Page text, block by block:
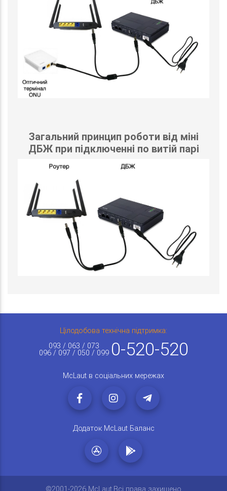
Загальний принцип роботи від міні
ДБЖ при підключенні по витій парі
Цілодобова технічна підтримка:
093 / 063 / 073
096 / 097 / 050 / 099 0-520-520
McLaut в соціальних мережах
Додаток McLaut Баланс
©2001-2026 McLaut.Всі права захищено